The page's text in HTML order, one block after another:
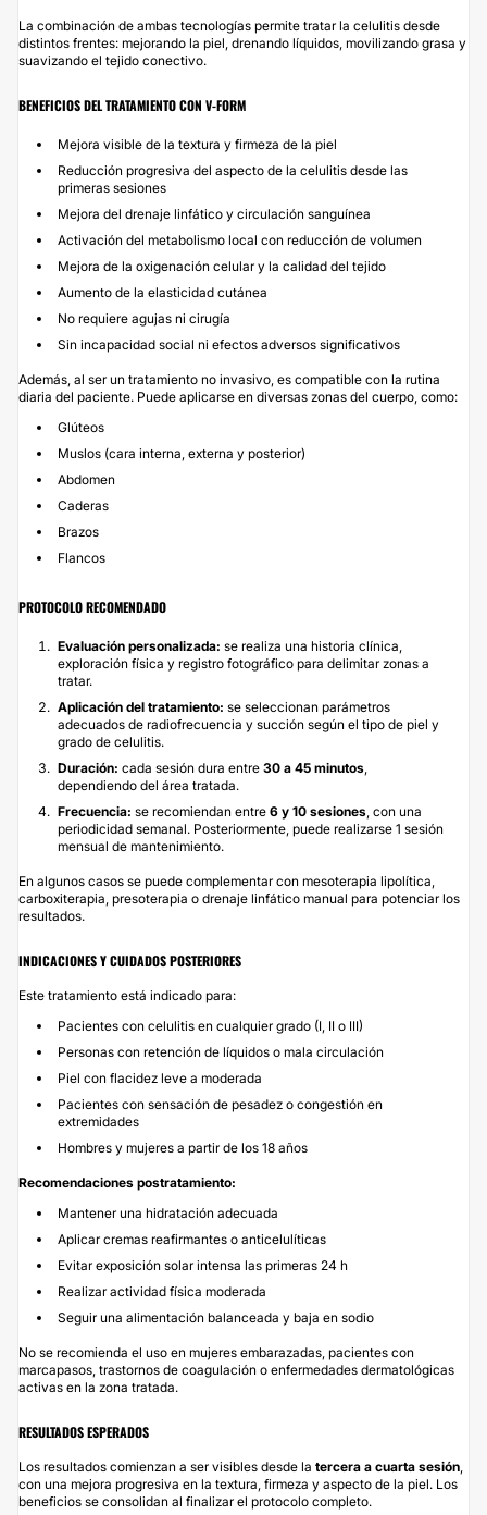
La combinación de ambas tecnologías permite tratar la celulitis desde
distintos frentes: mejorando la piel, drenando líquidos, movilizando grasa y
suavizando el tejido conectivo.
BENEFICIOS DEL TRATAMIENTO CON V-FORM
Mejora visible de la textura y firmeza de la piel
Reducción progresiva del aspecto de la celulitis desde las
primeras sesiones
Mejora del drenaje linfático y circulación sanguínea
Activación del metabolismo local con reducción de volumen
Mejora de la oxigenación celular y la calidad del tejido
Aumento de la elasticidad cutánea
No requiere agujas ni cirugía
Sin incapacidad social ni efectos adversos significativos
Además, al ser un tratamiento no invasivo, es compatible con la rutina
diaria del paciente. Puede aplicarse en diversas zonas del cuerpo, como:
Glúteos
Muslos (cara interna, externa y posterior)
Abdomen
Caderas
Brazos
Flancos
PROTOCOLO RECOMENDADO
Evaluación personalizada: se realiza una historia clínica,
exploración física y registro fotográfico para delimitar zonas a
tratar.
Aplicación del tratamiento: se seleccionan parámetros
adecuados de radiofrecuencia y succión según el tipo de piel y
grado de celulitis.
Duración: cada sesión dura entre 30 a 45 minutos
dependiendo del área tratada.
Frecuencia: se recomiendan entre 6 y 10 sesiones , con una
periodicidad semanal. Posteriormente, puede realizarse 1 sesión
mensual de mantenimiento.
En algunos casos se puede complementar con mesoterapia lipolítica,
carboxiterapia, presoterapia o drenaje linfático manual para potenciar los
resultados.
INDICACIONES Y CUIDADOS POSTERIORES
Este tratamiento está indicado para:
Pacientes con celulitis en cualquier grado (I, II o III)
Personas con retención de líquidos o mala circulación
Piel con flacidez leve a moderada
Pacientes con sensación de pesadez o congestión en
extremidades
Hombres y mujeres a partir de los 18 años
Recomendaciones postratamiento:
Mantener una hidratación adecuada
Aplicar cremas reafirmantes o anticelulíticas
Evitar exposición solar intensa las primeras 24 h
Realizar actividad física moderada
Seguir una alimentación balanceada y baja en sodio
No se recomienda el uso en mujeres embarazadas, pacientes con
marcapasos, trastornos de coagulación o enfermedades dermatológicas
activas en la zona tratada.
RESULTADOS ESPERADOS
Los resultados comienzan a ser visibles desde la tercera a cuarta sesión
con una mejora progresiva en la textura, firmeza y aspecto de la piel. Los
beneficios se consolidan al finalizar el protocolo completo.